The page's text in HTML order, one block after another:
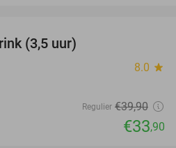
(3,5 uur)
8.0 star
Regulier €39,90
€33,90